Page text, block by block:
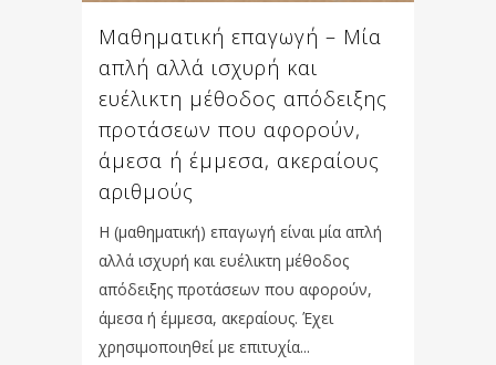
Μαθηματική επαγωγή – Μία
απλή αλλά ισχυρή και
ευέλικτη µέθοδος απόδειξης
προτάσεων που αφορούν,
άµεσα ή έµµεσα, ακεραίους
αριθμούς
Η (μαθηματική) επαγωγή είναι µία απλή
αλλά ισχυρή και ευέλικτη µέθοδος
απόδειξης προτάσεων που αφορούν,
άµεσα ή έµµεσα, ακεραίους. Έχει
χρησιµοποιηθεί µε επιτυχία...